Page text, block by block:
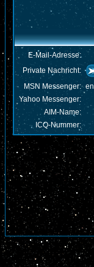
E-Mail-Adresse:
Private Nachricht:
MSN Messenger:
Yahoo Messenger:
AIM-Name:
ICQ-Nummer: